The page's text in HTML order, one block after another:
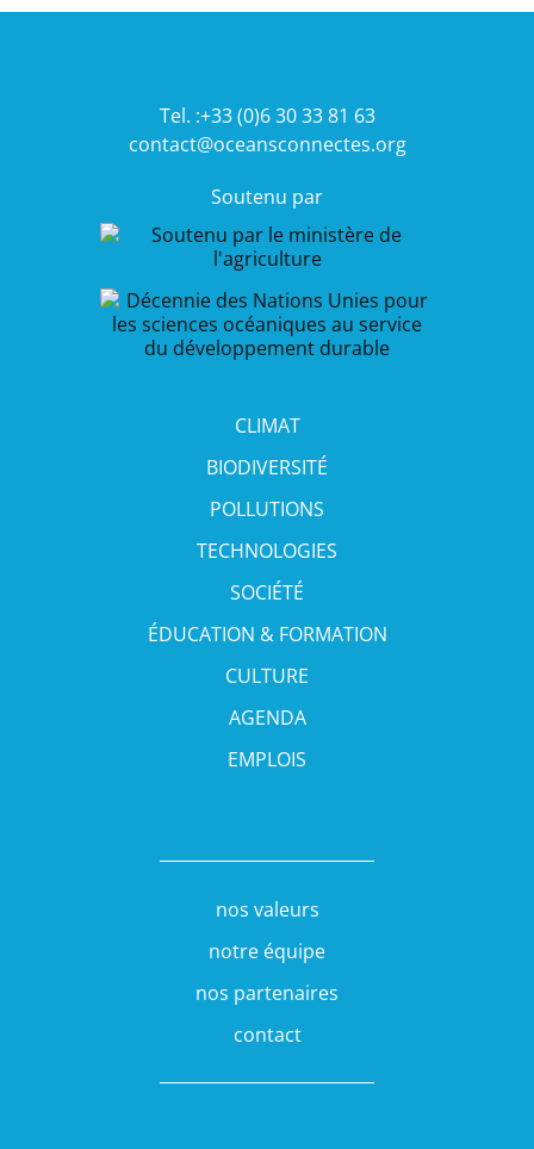
Tel. :+33 (0)6 30 33 81 63
contact@oceansconnectes.org
Soutenu par
CLIMAT
BIODIVERSITÉ
POLLUTIONS
TECHNOLOGIES
SOCIÉTÉ
ÉDUCATION & FORMATION
CULTURE
AGENDA
EMPLOIS
nos valeurs
notre équipe
nos partenaires
contact